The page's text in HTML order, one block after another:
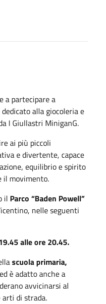
a partecipare a
alla giocoleria e
I Giullastri MiniganG.
ai più piccoli
e divertente, capace
equilibrio e spirito
il movimento.
il Parco “Baden Powell”
nelle seguenti
alle ore 20.45.
scuola primaria,
è adatto anche a
avvicinarsi al
arti di strada.